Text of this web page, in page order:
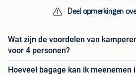
Deel opmerkingen
Wat zijn de voordelen van
voor 4 personen?
Hoeveel bagage kan ik meenemen